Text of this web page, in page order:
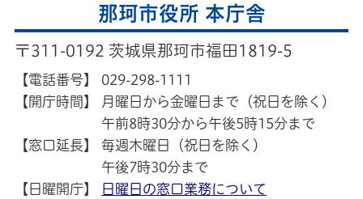
那珂市役所 本庁舎
〒311-0192 茨城県那珂市福田1819-5
【電話番号】
029-298-1111
【開庁時間】
月曜日から金曜日まで（祝日を除く）
午前8時30分から午後5時15分まで
【窓口延長】
毎週木曜日（祝日を除く）
午後7時30分まで
【日曜開庁】
日曜日の窓口業務について